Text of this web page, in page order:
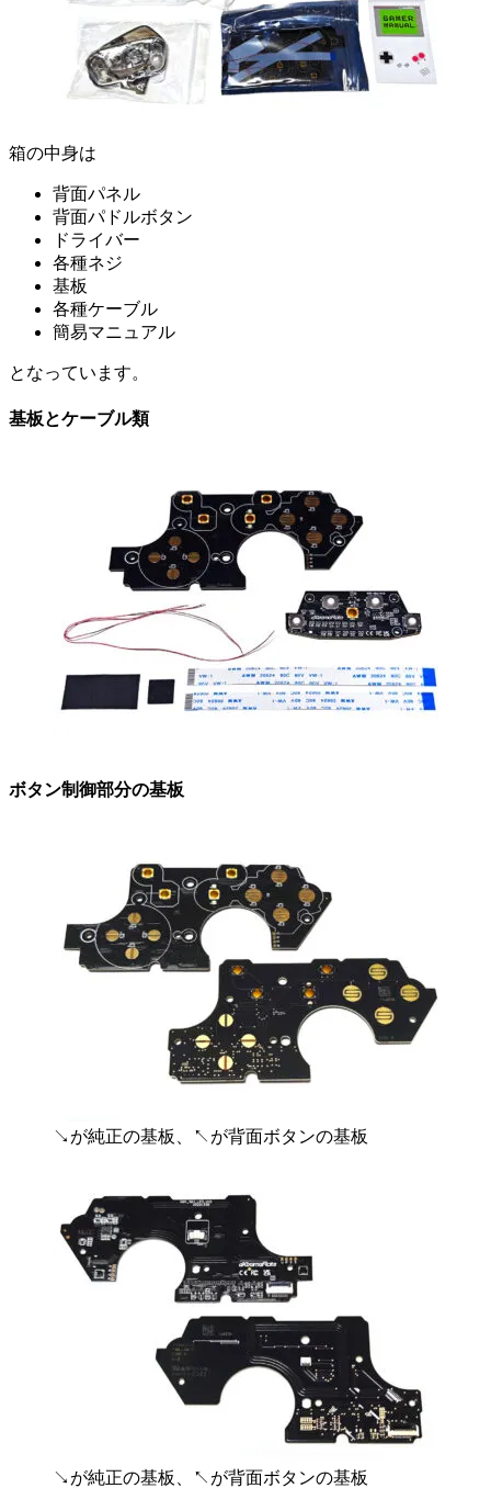
箱の中身は
背面パネル
背面パドルボタン
ドライバー
各種ネジ
基板
各種ケーブル
簡易マニュアル
となっています。
基板とケーブル類
ボタン制御部分の基板
↘が純正の基板、↖が背面ボタンの基板
↘が純正の基板、↖が背面ボタンの基板